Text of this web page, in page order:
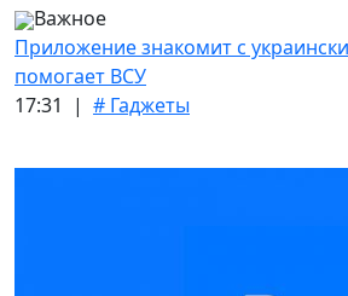
Важное
Приложение знакомит с
помогает ВСУ
17:31 | # Гаджеты